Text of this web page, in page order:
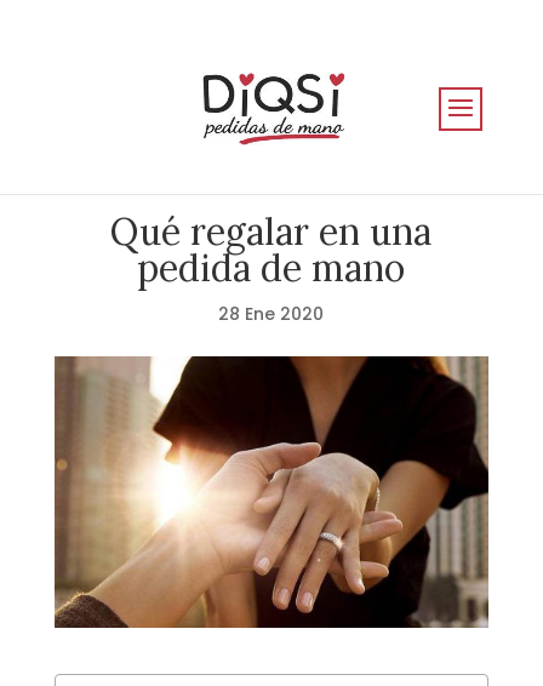
Qué regalar en una
pedida de mano
28 Ene 2020